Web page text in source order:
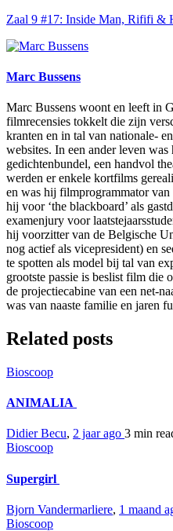
Zaal 9 #17: Inside Man, Rififi &
Marc Bussens
Marc Bussens woont en leeft in
filmrecensies tokkelt die zijn
kranten en in tal van nationale-
websites. In een ander leven was
gedichtenbundel, een handvol
werden er enkele kortfilms
en was hij filmprogrammator van
hij voor ‘the blackboard’ als
examenjury voor
hij voorzitter van de Belgische
nog actief als vicepresident) en
te spotten als model bij tal van
grootste passie is beslist film die
de projectiecabine van een net-
was van naaste familie en jaren
Related posts
Bioscoop
ANIMALIA
Didier Becu, 2 jaar ago 3 min
Bioscoop
Supergirl
Bjorn Vandermarliere, 1 maand
Bioscoop